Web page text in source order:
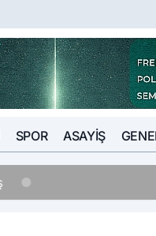
SPOR ASAYIŞ